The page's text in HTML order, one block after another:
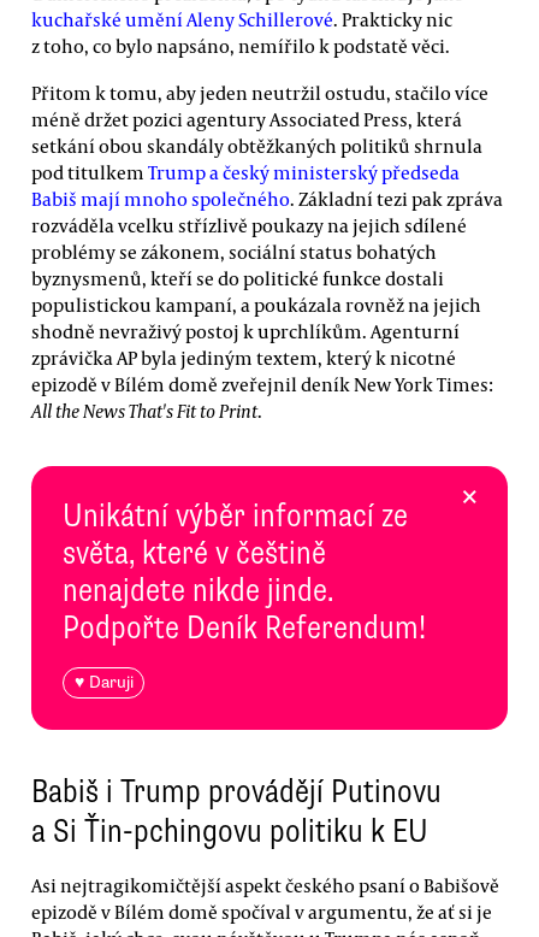
kuchařské umění Aleny Schillerové. Prakticky nic
z toho, co bylo napsáno, nemířilo k podstatě věci.
Přitom k tomu, aby jeden neutržil ostudu, stačilo více
méně držet pozici agentury Associated Press, která
setkání obou skandály obtěžkaných politiků shrnula
pod titulkem Trump a český ministerský předseda
Babiš mají mnoho společného. Základní tezi pak zpráva
rozváděla vcelku střízlivě poukazy na jejich sdílené
problémy se zákonem, sociální status bohatých
byznysmenů, kteří se do politické funkce dostali
populistickou kampaní, a poukázala rovněž na jejich
shodně nevraživý postoj k uprchlíkům. Agenturní
zprávička AP byla jediným textem, který k nicotné
epizodě v Bílém domě zveřejnil deník New York Times:
All the News That's Fit to Print.
Unikátní výběr informací ze
světa, které v češtině
nenajdete nikde jinde.
Podpořte Deník Referendum!
♥ Daruji
×
Babiš i Trump provádějí Putinovu
a Si Ťin-pchingovu politiku k EU
Asi nejtragikomičtější aspekt českého psaní o Babišově
epizodě v Bílém domě spočíval v argumentu, že ať si je